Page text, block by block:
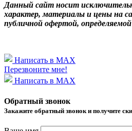
Данный сайт носит
характер, материалы и цены на
публичной офертой,
Написать в MAX
Перезвоните мне!
Написать в MAX
Обратный звонок
Закажите обратный звонок и получитe